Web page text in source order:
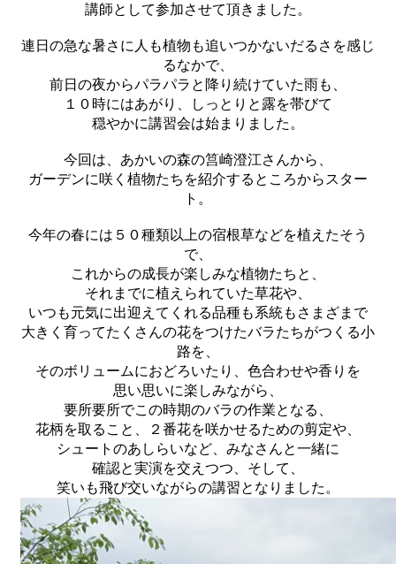
講師として参加させて頂きました。
連日の急な暑さに人も植物も追いつかないだるさを感じ
るなかで、
前日の夜からパラパラと降り続けていた雨も、
１０時にはあがり、しっとりと露を帯びて
穏やかに講習会は始まりました。
今回は、あかいの森の筥崎澄江さんから、
ガーデンに咲く植物たちを紹介するところからスター
ト。
今年の春には５０種類以上の宿根草などを植えたそう
で、
これからの成長が楽しみな植物たちと、
それまでに植えられていた草花や、
いつも元気に出迎えてくれる品種も系統もさまざまで
大きく育ってたくさんの花をつけたバラたちがつくる小
路を、
そのボリュームにおどろいたり、色合わせや香りを
思い思いに楽しみながら、
要所要所でこの時期のバラの作業となる、
花柄を取ること、２番花を咲かせるための剪定や、
シュートのあしらいなど、みなさんと一緒に
確認と実演を交えつつ、そして、
笑いも飛び交いながらの講習となりました。